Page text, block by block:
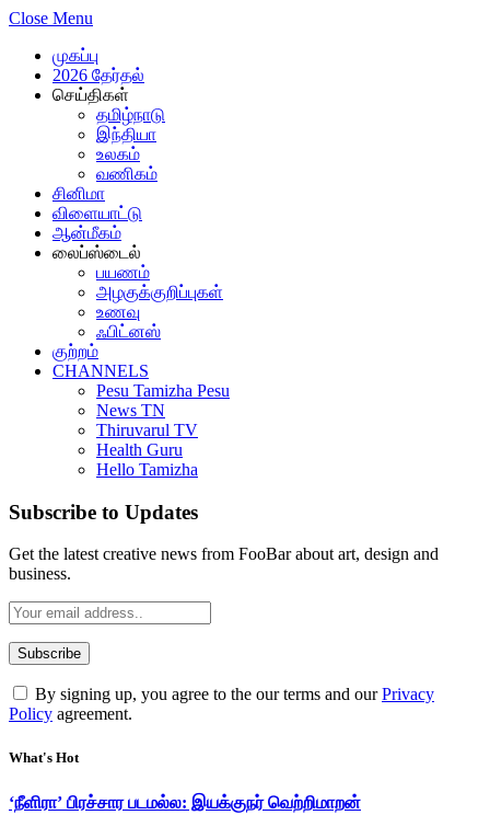
Close Menu
முகப்பு
2026 தேர்தல்
செய்திகள்
தமிழ்நாடு
இந்தியா
உலகம்
வணிகம்
சினிமா
விளையாட்டு
ஆன்மீகம்
லைப்ஸ்டைல்
பயணம்
அழகுக்குறிப்புகள்
உணவு
ஃபிட்னஸ்
குற்றம்
CHANNELS
Pesu Tamizha Pesu
News TN
Thiruvarul TV
Health Guru
Hello Tamizha
Subscribe to Updates
Get the latest creative news from FooBar about art, design and
business.
By signing up, you agree to the our terms and ourPrivacy
Policy agreement.
What's Hot
‘நீளிரா’ பிரச்சார படமல்ல: இயக்குநர் வெற்றிமாறன்